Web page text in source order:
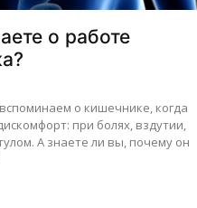
о работе
о кишечнике, когда
при болях, вздутии,
А знаете ли вы, почему он